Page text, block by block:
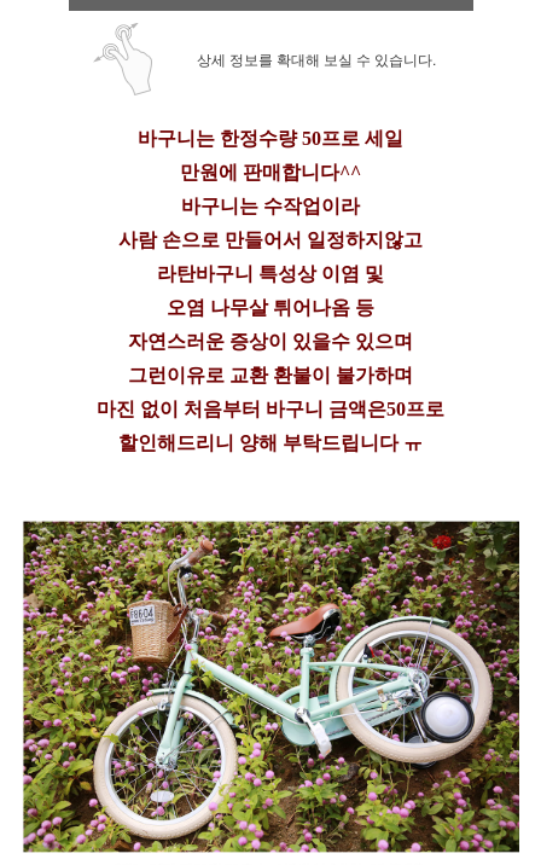
상세 정보를 확대해 보실 수 있습니다.
바구니는 한정수량 50프로 세일
만원에 판매합니다^^
바구니는 수작업이라
사람 손으로 만들어서 일정하지않고
라탄바구니 특성상 이염 및
오염 나무살 튀어나옴 등
자연스러운 증상이 있을수 있으며
그런이유로 교환 환불이 불가하며
마진 없이 처음부터 바구니 금액은50프로
할인해드리니 양해 부탁드립니다 ㅠ